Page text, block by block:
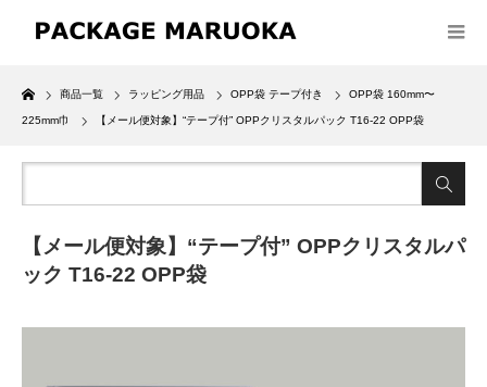
Home
商品一覧 ラッピング用品 OPP袋 テープ付き OPP袋 160mm〜
225mm巾 【メール便対象】“テープ付” OPPクリスタルパック T16-22 OPP袋
【メール便対象】“テープ付” OPPクリスタルパ
ック T16-22 OPP袋